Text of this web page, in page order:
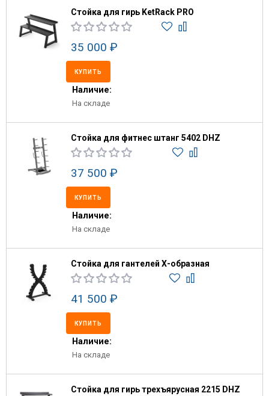
Стойка для гирь KetRack PRO
35 000 ₽
КУПИТЬ
Наличие:
На складе
Стойка для фитнес штанг 5402 DHZ
37 500 ₽
КУПИТЬ
Наличие:
На складе
Стойка для гантелей Х-образная
41 500 ₽
КУПИТЬ
Наличие:
На складе
Стойка для гирь трехъярусная 2215 DHZ